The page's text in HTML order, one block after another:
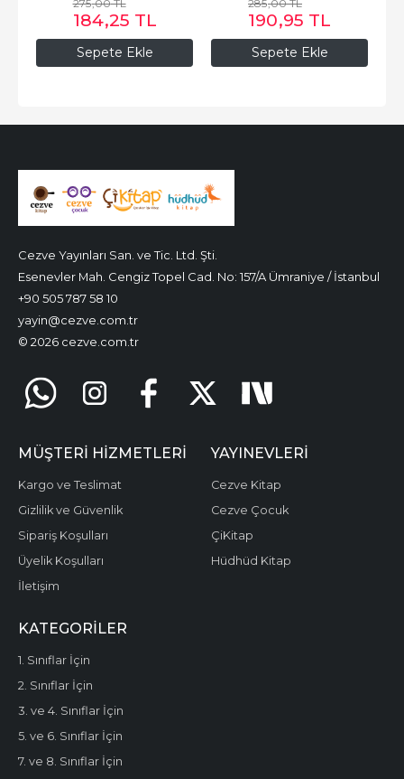
Sepete Ekle
275,00TL
184,25 TL
Sepete Ekle
285,00TL
190,95 TL
Cezve Yayınları San. ve Tic. Ltd. Şti.
Esenevler Mah. Cengiz Topel Cad. No: 157/A Ümraniye / İstanbul
+90 505 787 58 10
yayin@cezve.com.tr
© 2026 cezve.com.tr
MÜŞTERI HIZMETLERI
Kargo ve Teslimat
Gizlilik ve Güvenlik
Sipariş Koşulları
Üyelik Koşulları
İletişim
YAYINEVLERI
Cezve Kitap
Cezve Çocuk
ÇiKitap
Hüdhüd Kitap
KATEGORILER
1. Sınıflar İçin
2. Sınıflar İçin
3. ve 4. Sınıflar İçin
5. ve 6. Sınıflar İçin
7. ve 8. Sınıflar İçin